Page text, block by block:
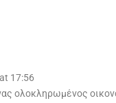
17:56
ολοκληρωμένος